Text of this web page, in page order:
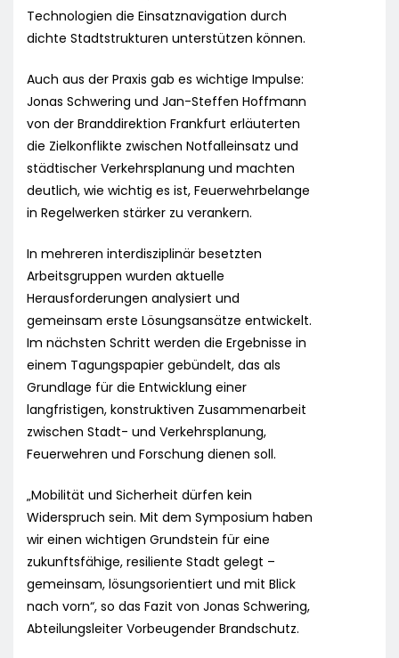
Technologien die Einsatznavigation durch
dichte Stadtstrukturen unterstützen können.
Auch aus der Praxis gab es wichtige Impulse:
Jonas Schwering und Jan-Steffen Hoffmann
von der Branddirektion Frankfurt erläuterten
die Zielkonflikte zwischen Notfalleinsatz und
städtischer Verkehrsplanung und machten
deutlich, wie wichtig es ist, Feuerwehrbelange
in Regelwerken stärker zu verankern.
In mehreren interdisziplinär besetzten
Arbeitsgruppen wurden aktuelle
Herausforderungen analysiert und
gemeinsam erste Lösungsansätze entwickelt.
Im nächsten Schritt werden die Ergebnisse in
einem Tagungspapier gebündelt, das als
Grundlage für die Entwicklung einer
langfristigen, konstruktiven Zusammenarbeit
zwischen Stadt- und Verkehrsplanung,
Feuerwehren und Forschung dienen soll.
„Mobilität und Sicherheit dürfen kein
Widerspruch sein. Mit dem Symposium haben
wir einen wichtigen Grundstein für eine
zukunftsfähige, resiliente Stadt gelegt –
gemeinsam, lösungsorientiert und mit Blick
nach vorn“, so das Fazit von Jonas Schwering,
Abteilungsleiter Vorbeugender Brandschutz.